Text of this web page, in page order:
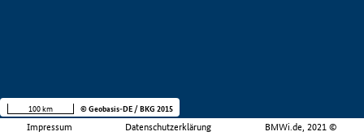
Impressum Datenschutzerklärung BMWi.de, 2021 ©
100 km © Geobasis-DE / BKG 2015